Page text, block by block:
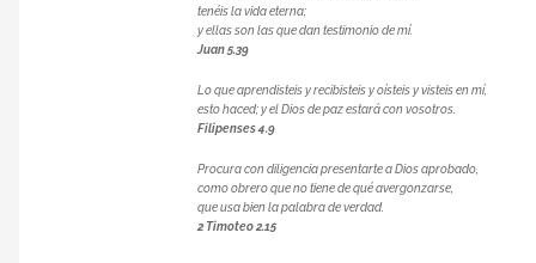
tenéis la vida eterna;
y ellas son las que dan testimonio de mí.
Juan 5.39
Lo que aprendisteis y recibisteis y oísteis y visteis en mí,
esto haced; y el Dios de paz estará con vosotros.
Filipenses 4.9
Procura con diligencia presentarte a Dios aprobado,
como obrero que no tiene de qué avergonzarse,
que usa bien la palabra de verdad.
2 Timoteo 2.15